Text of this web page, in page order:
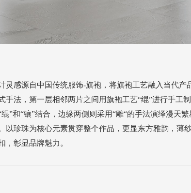
灵感源自中国传统服饰-旗袍，将旗袍工艺融入当代产
手法，第一层相邻两片之间用旗袍工艺“绲”进行手工
绲”和“镶”结合，边缘两侧则采用“雕“的手法演绎漫天
以珍珠为核心元素贯穿整个作品，更显东方雅韵，薄
，彰显品牌魅力。